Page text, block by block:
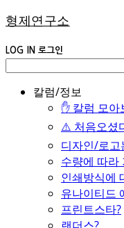
형제연구소
LOG IN 로그인
칼럼/정보
✋ 칼럼 모아
⚠️ 처음오셨
디자인/로고
수량에 따라
인쇄방식에
유나이티드
프린트스타?